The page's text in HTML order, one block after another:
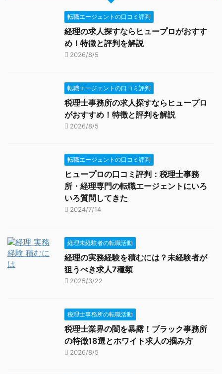
転職エージェントの口コミ評判
経理の求人探すならヒュープロがおすす
め！特徴と評判を解説
2026/8/5
転職エージェントの口コミ評判
税理士事務所の求人探すならヒュープロ
がおすすめ！特徴と評判を解説
2026/8/5
転職エージェントの口コミ評判
ヒュープロの口コミ評判：税理士事務
所・経理専門の転職エージェントにいろ
いろ質問してきた
2024/7/14
経理未経験者の転職活動
経理の実務経験を積むには？未経験者が
狙うべき求人7種類
2025/3/22
税理士事務所の転職活動
税理士業界の闇を暴露！ブラック事務所
の特徴18選とホワイト求人の掴み方
2026/8/5